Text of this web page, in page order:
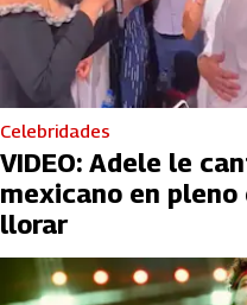
Celebridades
VIDEO: Adele le
mexicano en
llorar